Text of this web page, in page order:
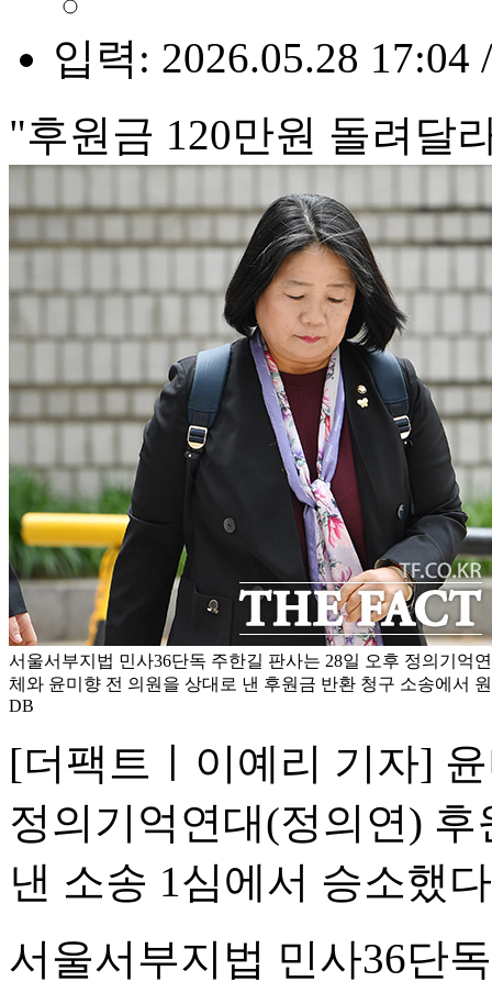
입력: 2026.05.28 17:04
"후원금 120만원 돌려달
서울서부지법 민사36단독 주한길 판사는 28일 오후 정의기억
체와 윤미향 전 의원을 상대로 낸 후원금 반환 청구 소송에서
DB
[더팩트ㅣ이예리 기자]
정의기억연대(정의연)
낸 소송 1심에서 승소했
서울서부지법 민사36단